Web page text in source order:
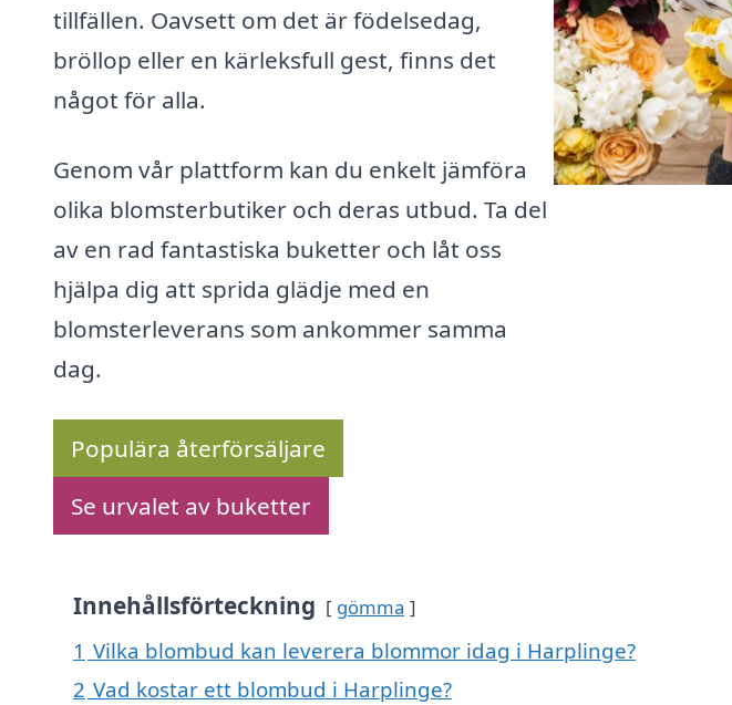
tillfällen. Oavsett om det är födelsedag,
bröllop eller en kärleksfull gest, finns det
något för alla.
Genom vår plattform kan du enkelt jämföra
olika blomsterbutiker och deras utbud. Ta del
av en rad fantastiska buketter och låt oss
hjälpa dig att sprida glädje med en
blomsterleverans som ankommer samma
dag.
Populära återförsäljare
Se urvalet av buketter
Innehållsförteckning gömma
1 Vilka blombud kan leverera blommor idag i Harplinge?
2 Vad kostar ett blombud i Harplinge?